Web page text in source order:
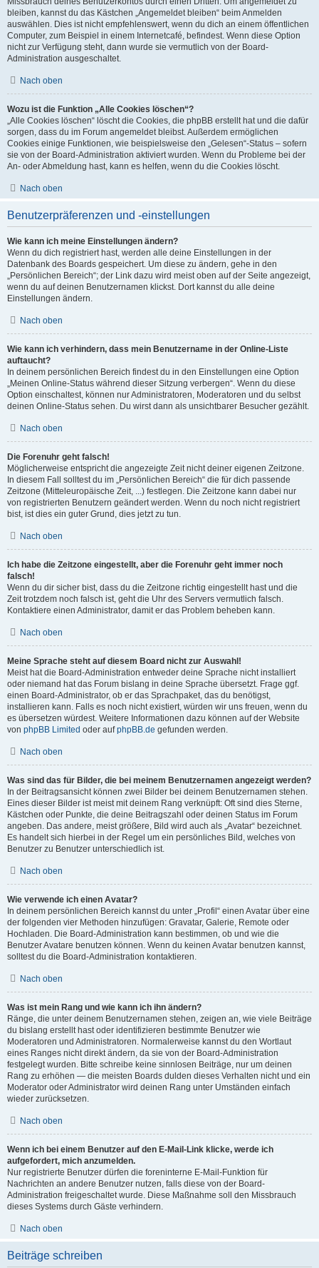
bleiben, kannst du das Kästchen „Angemeldet bleiben“ beim Anmelden
auswählen. Dies ist nicht empfehlenswert, wenn du dich an einem öffentlichen
Computer, zum Beispiel in einem Internetcafé, befindest. Wenn diese Option
nicht zur Verfügung steht, dann wurde sie vermutlich von der Board-
Administration ausgeschaltet.
Nach oben
Wozu ist die Funktion „Alle Cookies löschen“?
„Alle Cookies löschen“ löscht die Cookies, die phpBB erstellt hat und die dafür
sorgen, dass du im Forum angemeldet bleibst. Außerdem ermöglichen
Cookies einige Funktionen, wie beispielsweise den „Gelesen“-Status – sofern
sie von der Board-Administration aktiviert wurden. Wenn du Probleme bei der
An- oder Abmeldung hast, kann es helfen, wenn du die Cookies löscht.
Nach oben
Benutzerpräferenzen und -einstellungen
Wie kann ich meine Einstellungen ändern?
Wenn du dich registriert hast, werden alle deine Einstellungen in der
Datenbank des Boards gespeichert. Um diese zu ändern, gehe in den
„Persönlichen Bereich“; der Link dazu wird meist oben auf der Seite angezeigt,
wenn du auf deinen Benutzernamen klickst. Dort kannst du alle deine
Einstellungen ändern.
Nach oben
Wie kann ich verhindern, dass mein Benutzername in der Online-Liste
auftaucht?
In deinem persönlichen Bereich findest du in den Einstellungen eine Option
„Meinen Online-Status während dieser Sitzung verbergen“. Wenn du diese
Option einschaltest, können nur Administratoren, Moderatoren und du selbst
deinen Online-Status sehen. Du wirst dann als unsichtbarer Besucher gezählt.
Nach oben
Die Forenuhr geht falsch!
Möglicherweise entspricht die angezeigte Zeit nicht deiner eigenen Zeitzone.
In diesem Fall solltest du im „Persönlichen Bereich“ die für dich passende
Zeitzone (Mitteleuropäische Zeit, ...) festlegen. Die Zeitzone kann dabei nur
von registrierten Benutzern geändert werden. Wenn du noch nicht registriert
bist, ist dies ein guter Grund, dies jetzt zu tun.
Nach oben
Ich habe die Zeitzone eingestellt, aber die Forenuhr geht immer noch
falsch!
Wenn du dir sicher bist, dass du die Zeitzone richtig eingestellt hast und die
Zeit trotzdem noch falsch ist, geht die Uhr des Servers vermutlich falsch.
Kontaktiere einen Administrator, damit er das Problem beheben kann.
Nach oben
Meine Sprache steht auf diesem Board nicht zur Auswahl!
Meist hat die Board-Administration entweder deine Sprache nicht installiert
oder niemand hat das Forum bislang in deine Sprache übersetzt. Frage ggf.
einen Board-Administrator, ob er das Sprachpaket, das du benötigst,
installieren kann. Falls es noch nicht existiert, würden wir uns freuen, wenn du
es übersetzen würdest. Weitere Informationen dazu können auf der Website
von phpBB Limited oder aufphpBB.de gefunden werden.
Nach oben
Was sind das für Bilder, die bei meinem Benutzernamen angezeigt werden?
In der Beitragsansicht können zwei Bilder bei deinem Benutzernamen stehen.
Eines dieser Bilder ist meist mit deinem Rang verknüpft: Oft sind dies Sterne,
Kästchen oder Punkte, die deine Beitragszahl oder deinen Status im Forum
angeben. Das andere, meist größere, Bild wird auch als „Avatar“ bezeichnet.
Es handelt sich hierbei in der Regel um ein persönliches Bild, welches von
Benutzer zu Benutzer unterschiedlich ist.
Nach oben
Wie verwende ich einen Avatar?
In deinem persönlichen Bereich kannst du unter „Profil“ einen Avatar über eine
der folgenden vier Methoden hinzufügen: Gravatar, Galerie, Remote oder
Hochladen. Die Board-Administration kann bestimmen, ob und wie die
Benutzer Avatare benutzen können. Wenn du keinen Avatar benutzen kannst,
solltest du die Board-Administration kontaktieren.
Nach oben
Was ist mein Rang und wie kann ich ihn ändern?
Ränge, die unter deinem Benutzernamen stehen, zeigen an, wie viele Beiträge
du bislang erstellt hast oder identifizieren bestimmte Benutzer wie
Moderatoren und Administratoren. Normalerweise kannst du den Wortlaut
eines Ranges nicht direkt ändern, da sie von der Board-Administration
festgelegt wurden. Bitte schreibe keine sinnlosen Beiträge, nur um deinen
Rang zu erhöhen — die meisten Boards dulden dieses Verhalten nicht und ein
Moderator oder Administrator wird deinen Rang unter Umständen einfach
wieder zurücksetzen.
Nach oben
Wenn ich bei einem Benutzer auf den E-Mail-Link klicke, werde ich
aufgefordert, mich anzumelden.
Nur registrierte Benutzer dürfen die foreninterne E-Mail-Funktion für
Nachrichten an andere Benutzer nutzen, falls diese von der Board-
Administration freigeschaltet wurde. Diese Maßnahme soll den Missbrauch
dieses Systems durch Gäste verhindern.
Nach oben
Beiträge schreiben